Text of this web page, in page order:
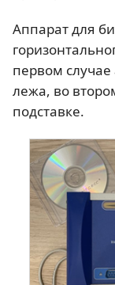
Аппарат для
первом
лежа, во
подставке.